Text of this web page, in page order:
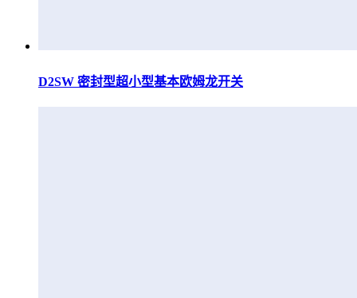
D2SW 密封型超小型基本欧姆龙开关